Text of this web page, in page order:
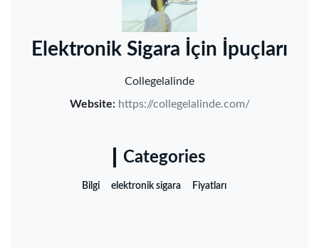
‌Elektronik Sigara İçin İpuçları‌
Collegelalinde
Website: https://collegelalinde.com/
Categories
Bilgi elektronik sigara Fiyatları